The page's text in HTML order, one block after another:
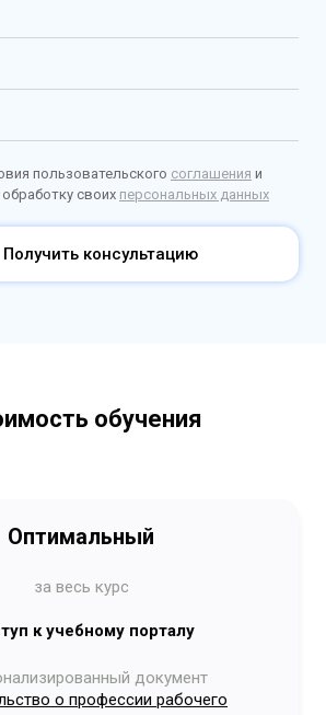
Получить консультацию
пользовательского соглашения и
своих персональных данных
обучения
Оптимальный
за весь курс
к учебному порталу
документ
о профессии рабочего